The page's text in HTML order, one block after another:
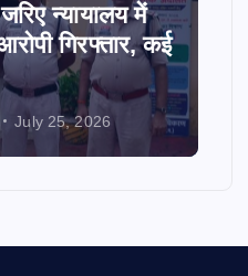
न्यायालय में
गिरफ्तार, कई
July 25, 2026